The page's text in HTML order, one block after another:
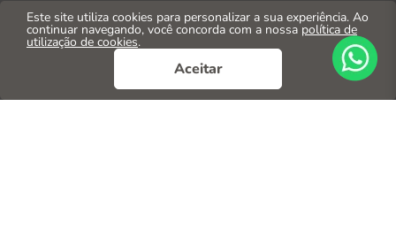
Este site utiliza cookies para personalizar a sua experiência. Ao
continuar navegando, você concorda com a nossapolítica de
utilização de cookies.
Aceitar
Minha Conta
Formas de Pagamento